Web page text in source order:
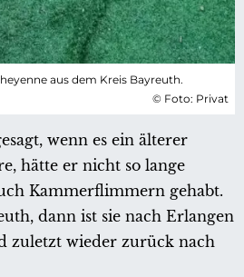
aus dem Kreis Bayreuth.
© Foto: Privat
wenn es ein älterer
hätte er nicht so lange
Kammerflimmern gehabt.
dann ist sie nach Erlangen
zuletzt wieder zurück nach